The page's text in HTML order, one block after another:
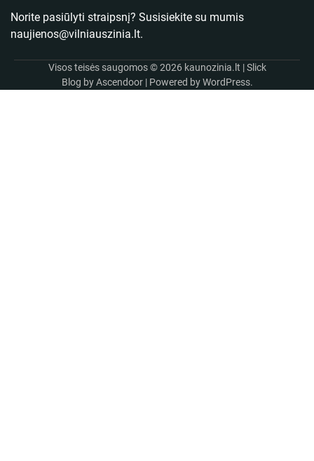
Norite pasiūlyti straipsnį? Susisiekite su mumis
naujienos@vilniauszinia.lt.
Visos teisės saugomos © 2026 kaunozinia.lt | Slick
Blog byAscendoor| Powered byWordPress.